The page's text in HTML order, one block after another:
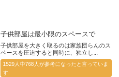
子供部屋は最小限のスペースで
子供部屋を大きく取るのは家族団らんのス
ペースを圧迫すると同時に、独立し...
1529人中768人が参考になったと言っていま
す